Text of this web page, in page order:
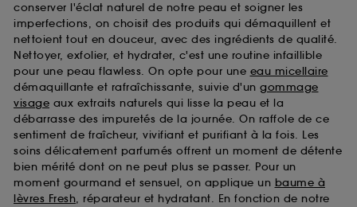
conserver l'éclat naturel de notre peau et soigner les
imperfections, on choisit des produits qui démaquillent et
nettoient tout en douceur, avec des ingrédients de qualité.
Nettoyer, exfolier, et hydrater, c'est une routine infaillible
pour une peau flawless. On opte pour une eau micellaire
démaquillante et rafraîchissante, suivie d'un gommage
visage aux extraits naturels qui lisse la peau et la
débarrasse des impuretés de la journée. On raffole de ce
sentiment de fraîcheur, vivifiant et purifiant à la fois. Les
soins délicatement parfumés offrent un moment de détente
bien mérité dont on ne peut plus se passer. Pour un
moment gourmand et sensuel, on applique un baume à
lèvres Fresh, réparateur et hydratant. En fonction de notre